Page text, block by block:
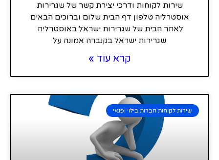
שירות לקוחות ודרכי יצירת קשר של שגרירות
אוסטרליה טלפון דף הבית שלום וברוכים הבאים
לאתר הבית של שגרירות ישראל באוסטרליה.
שגרירות ישראל בקנברה אמונה על
קרא עוד »
שירות לקוחות חברות בילוי ופנאי